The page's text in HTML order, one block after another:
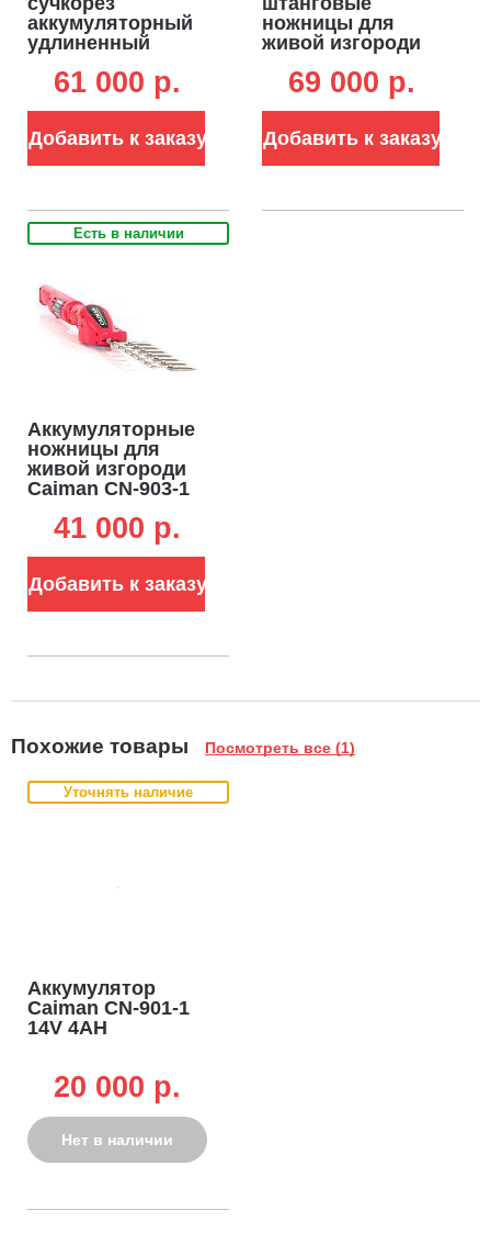
аккумуляторный
удлиненный
без АКБ и ЗУ (14В,
7 А/ч, штанга 1.0
27 мм,
бесщеточный
61 000 p.
Добавить к заказу
ножницы для
живой изгороди
без АКБ и ЗУ (14В,
двигатель, длина
2000 мм, 1.6 кг)
69 000 p.
Добавить к заказу
Есть в наличии
Аккумуляторные
ножницы для
живой изгороди
Caiman CN-903-1
4 A/ч,
бесщеточный
500 мм, 1.2 кг)
41 000 p.
Добавить к заказу
Похожие товары Посмотреть все (1)
Уточнять наличие
Аккумулятор
Caiman CN-901-1
14V 4AH
20 000 p.
Нет в наличии